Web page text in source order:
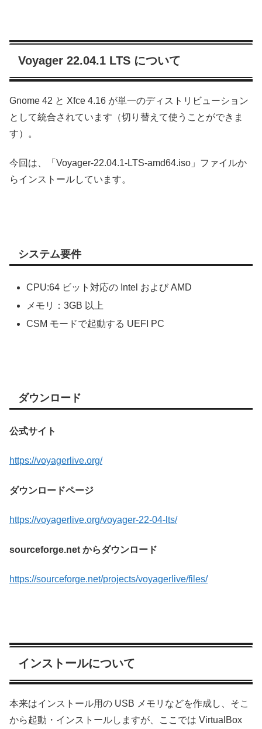
Voyager 22.04.1 LTS について
Gnome 42 と Xfce 4.16 が単一のディストリビューション
として統合されています（切り替えて使うことができま
す）。
今回は、「Voyager-22.04.1-LTS-amd64.iso」ファイルか
らインストールしています。
システム要件
CPU:64 ビット対応の Intel および AMD
メモリ：3GB 以上
CSM モードで起動する UEFI PC
ダウンロード
公式サイト
https://voyagerlive.org/
ダウンロードページ
https://voyagerlive.org/voyager-22-04-lts/
sourceforge.net からダウンロード
https://sourceforge.net/projects/voyagerlive/files/
インストールについて
本来はインストール用の USB メモリなどを作成し、そこ
から起動・インストールしますが、ここでは VirtualBox